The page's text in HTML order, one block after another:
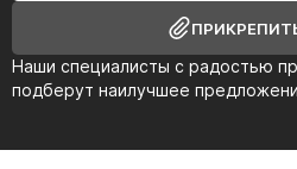
Наши специалисты с радостью
подберут наилучшее